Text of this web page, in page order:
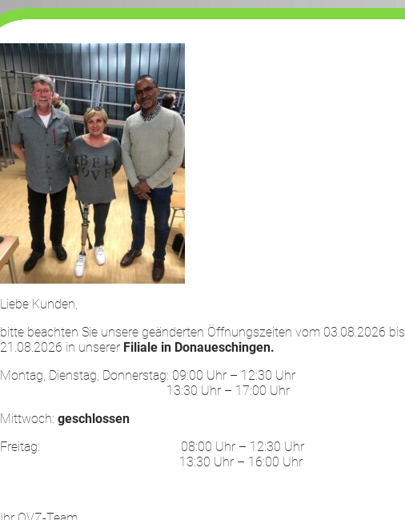
HOME
Liebe Kunden,
bitte beachten Sie unsere geänderten Öffnungszeiten vom 03.08.2026 bis
21.08.2026 in unserer Filiale in Donaueschingen.
Montag, Dienstag, Donnerstag: 09:00 Uhr – 12:30 Uhr
13:30 Uhr – 17:00 Uhr
Mittwoch: geschlossen
Freitag: 08:00 Uhr – 12:30 Uhr
13:30 Uhr – 16:00 Uhr